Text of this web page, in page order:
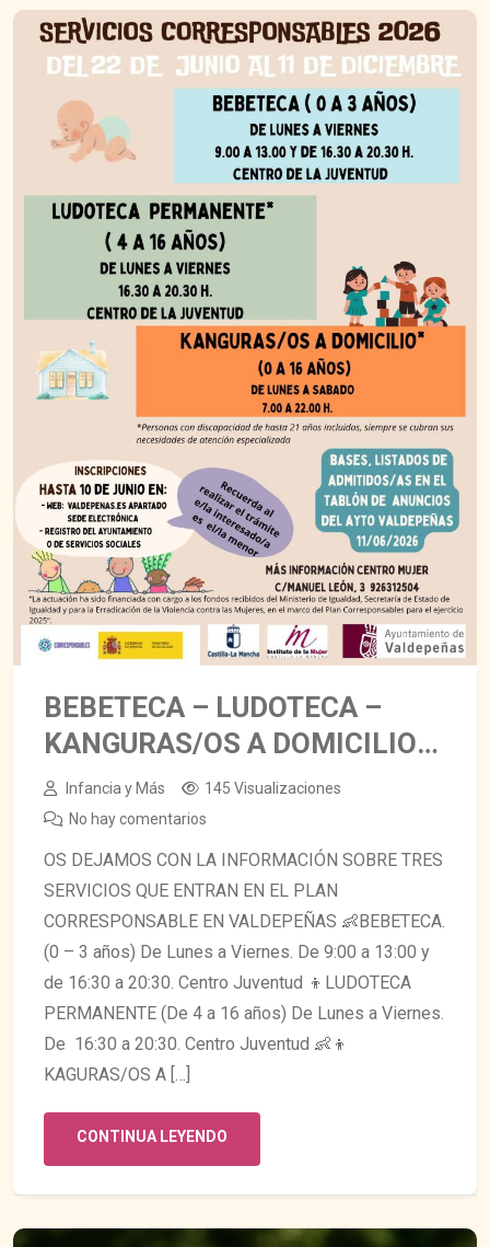
BEBETECA – LUDOTECA –
KANGURAS/OS A DOMICILIO
👶👦🧒
Infancia y Más
145 Visualizaciones
No hay comentarios
OS DEJAMOS CON LA INFORMACIÓN SOBRE TRES
SERVICIOS QUE ENTRAN EN EL PLAN
CORRESPONSABLE EN VALDEPEÑAS 👶BEBETECA.
(0 – 3 años) De Lunes a Viernes. De 9:00 a 13:00 y
de 16:30 a 20:30. Centro Juventud 👦LUDOTECA
PERMANENTE (De 4 a 16 años) De Lunes a Viernes.
De 16:30 a 20:30. Centro Juventud 👶👦
KAGURAS/OS A […]
CONTINUA LEYENDO